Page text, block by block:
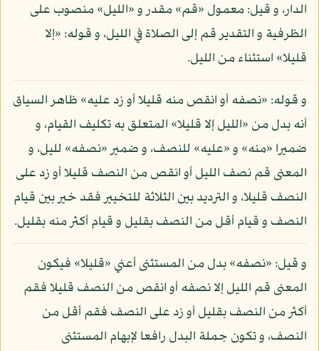
الدار، و قيل: معمول «قم» مقدر و «الليل» منصوب على
الظرفية و التقدير قم إلى الصلاة في الليل، و قوله: «إلا
قليلا» استثناء من الليل.
و قوله: «نصفه أو انقص منه قليلا أو زد عليه» ظاهر السياق
أنه بدل من «الليل إلا قليلا» المتعلق به تكليف القيام، و
ضميرا «منه» و «عليه» للنصف، و ضمير «نصفه» لليل، و
المعنى قم نصف الليل أو انقص من النصف قليلا أو زد على
النصف قليلا، و الترديد بين الثلاثة للتخيير فقد خير بين قيام
النصف و قيام أقل من النصف بقليل و قيام أكثر منه بقليل.
و قيل: «نصفه» بدل من المستثنى أعني «قليلا» فيكون
المعنى قم الليل إلا نصفه أو انقص من النصف قليلا فقم
أكثر من النصف بقليل أو زد على النصف فقم أقل من
النصف، و تكون جملة البدل رافعا لإبهام المستثنى